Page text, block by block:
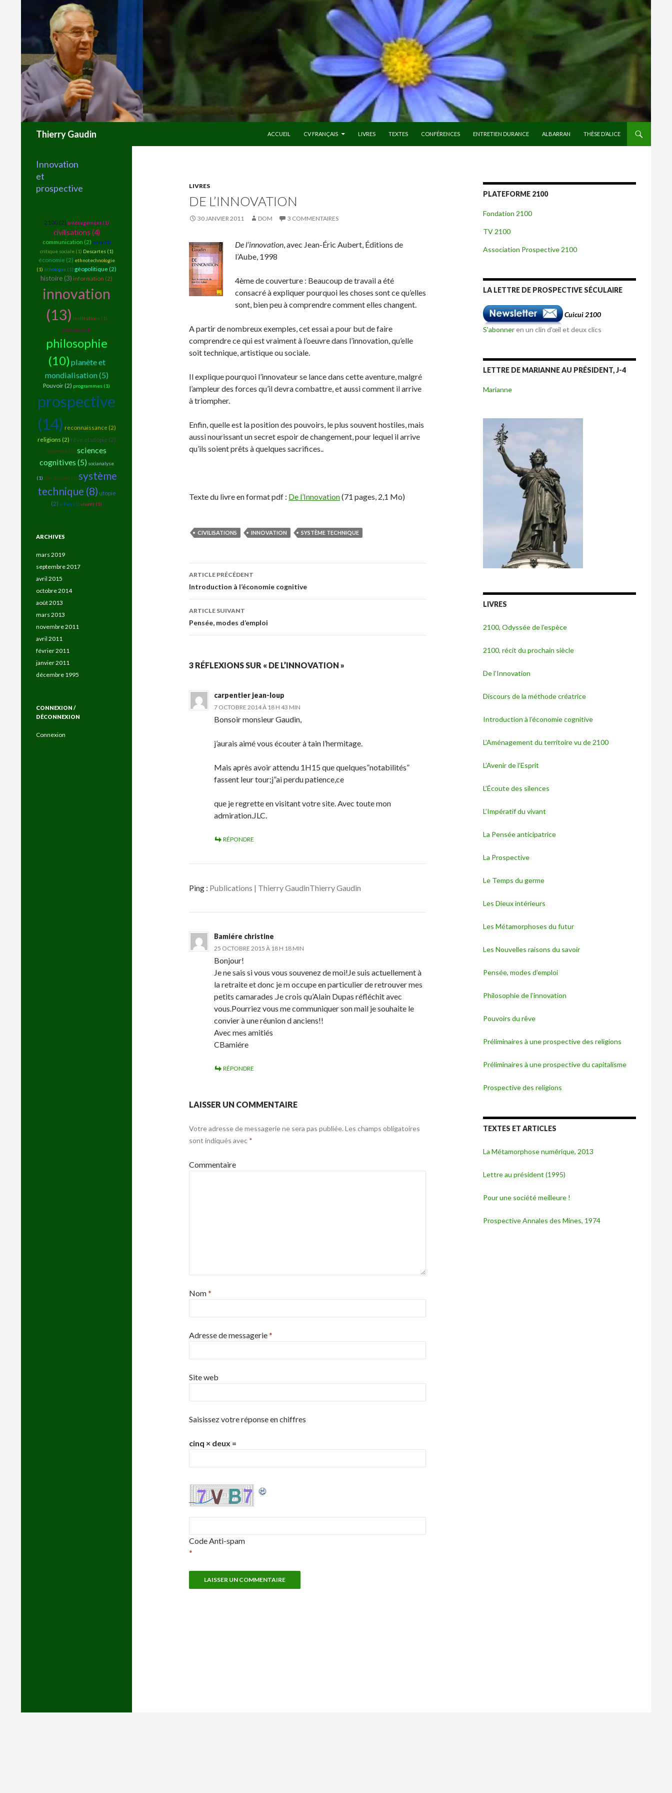
Thierry Gaudin
ACCUEIL
CV FRANÇAIS LIVRES TEXTES CONFÉRENCES ENTRETIEN DURANCE ALBARRAN THÈSE D’ALICE
LIVRES
DE L’INNOVATION
30 JANVIER 2011 DOM 3 COMMENTAIRES
De l’innovation, avec Jean-Éric Aubert, Éditions de
l’Aube, 1998
4ème de couverture : Beaucoup de travail a été
consacré à expliquer pourquoi les choses sont ce qu’elles
sont, bien peu à comprendre comment elles changent.
A partir de nombreux exemples, cet essai a pour but de faire
comprendre ce qui est vraiment à l’oeuvre dans l’innovation, qu’elle
soit technique, artistique ou sociale.
Il explique pourquoi l’innovateur se lance dans cette aventure, malgré
l’ampleur des forces qu’il devra combattre, et aussi comment il arrive
à triompher.
Enfin, quelle est la position des pouvoirs, le plus souvent hostiles, mais
aussi nourissant un secret espoir de changement, pour lequel il arrive
qu’ils soient prêts à quelques sacrifices..
Texte du livre en format pdf : De l’Innovation(71 pages, 2,1 Mo)
CIVILISATIONS INNOVATION SYSTÈME TECHNIQUE
Navigation
des
articles
ARTICLE PRÉCÉDENT
Introduction à l’économie cognitive
ARTICLE SUIVANT
Pensée, modes d’emploi
3 RÉFLEXIONS SUR « DE L’INNOVATION »
carpentier jean-loup
7 OCTOBRE 2014 À 18 H 43 MIN
Bonsoir monsieur Gaudin,
j’aurais aimé vous écouter à tain l’hermitage.
Mais après avoir attendu 1H15 que quelques”notabilités”
fassent leur tour;j”ai perdu patience,ce
que je regrette en visitant votre site. Avec toute mon
admiration.JLC.
RÉPONDRE
Ping : Publications | Thierry GaudinThierry Gaudin
Bamiére christine
25 OCTOBRE 2015 À 18 H 18 MIN
Bonjour!
Je ne sais si vous vous souvenez de moi!Je suis actuellement à
la retraite et donc je m occupe en particulier de retrouver mes
petits camarades .Je crois qu’Alain Dupas réfléchit avec
vous.Pourriez vous me communiquer son mail je souhaite le
convier à une réunion d anciens!!
Avec mes amitiés
CBamiére
RÉPONDRE
LAISSER UN COMMENTAIRE
Votre adresse de messagerie ne sera pas publiée. Les champs obligatoires
sont indiqués avec *
Commentaire
Nom*
Adresse de messagerie*
Site web
Saisissez votre réponse en chiffres
cinq × deux =
Code Anti-spam
*
PLATEFORME 2100
Fondation 2100
TV 2100
Association Prospective 2100
LA LETTRE DE PROSPECTIVE SÉCULAIRE
Cuicui 2100
S'abonneren un clin d'œil et deux clics
LETTRE DE MARIANNE AU PRÉSIDENT, J-4
Marianne
LIVRES
2100, Odyssée de l’espèce
2100, récit du prochain siècle
De l’Innovation
Discours de la méthode créatrice
Introduction à l’économie cognitive
L’Aménagement du territoire vu de 2100
L’Avenir de l’Esprit
L’Écoute des silences
L’Impératif du vivant
La Pensée anticipatrice
La Prospective
Le Temps du germe
Les Dieux intérieurs
Les Métamorphoses du futur
Les Nouvelles raisons du savoir
Pensée, modes d’emploi
Philosophie de l’innovation
Pouvoirs du rêve
Préliminaires à une prospective des religions
Préliminaires à une prospective du capitalisme
Prospective des religions
TEXTES ET ARTICLES
La Métamorphose numérique, 2013
Lettre au président (1995)
Pour une société meilleure !
Prospective Annales des Mines, 1974
Innovation
et
prospective
2100 (2) aménagement (1)
civilisations (4)
communication (2) crise (1)
critique sociale (1) Descartes (1)
économie (2) ethnotechnologie
(1) éthologie (1) géopolitique (2)
histoire (3) information (2)
innovation
(13) institutions (1)
méthode (1)
philosophie
(10)planète et
mondialisation (5)
Pouvoir (2) programmes (1)
prospective
(14) reconnaissance (2)
religions (2) rêve et utopie (2)
science (2) sciences
cognitives (5) socianalyse
(1) spiritualité (1) système
technique (8) utopie
(2) villes (1) vivant (1)
ARCHIVES
mars 2019
septembre 2017
avril 2015
octobre 2014
août 2013
mars 2013
novembre 2011
avril 2011
février 2011
janvier 2011
décembre 1995
CONNEXION /
DÉCONNEXION
Connexion